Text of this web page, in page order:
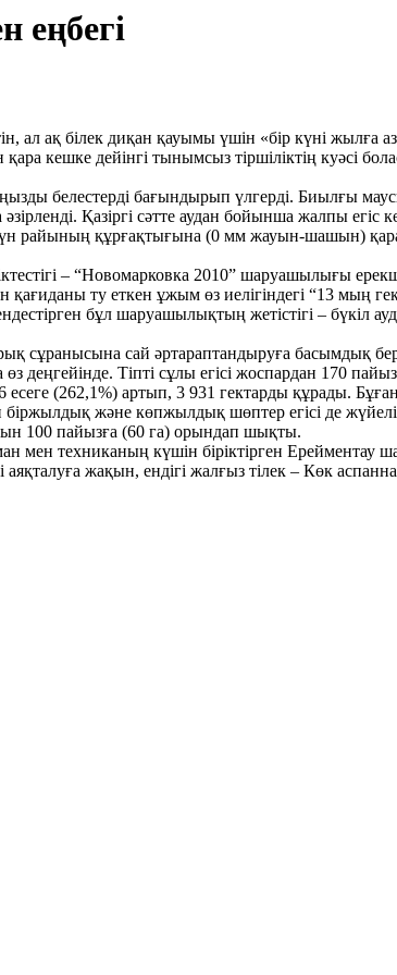
еңбегі
ал ақ білек диқан қауымы үшін «бір күні
кешке дейінгі тынымсыз тіршіліктің
белестерді бағындырып үлгерді. Биылғы
Қазіргі сәтте аудан бойынша жалпы егіс
күн райының құрғақтығына (0 мм жауын-шашын)
– “Новомарковка 2010” шаруашылығы
ту еткен ұжым өз иелігіндегі “13 мың
бұл шаруашылықтың жетістігі – бүкіл
сұранысына сай әртараптандыруға басымдық
деңгейінде. Тіпті сұлы егісі жоспардан 170
(262,1%) артып, 3 931 гектарды құрады.
біржылдық және көпжылдық шөптер егісі де
100 пайызға (60 га) орындап шықты.
мен техниканың күшін біріктірген
аяқталуға жақын, ендігі жалғыз тілек – Көк